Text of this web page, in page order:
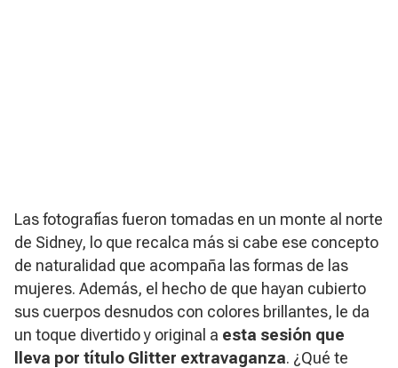
Las fotografías fueron tomadas en un monte al norte
de Sidney, lo que recalca más si cabe ese concepto
de naturalidad que acompaña las formas de las
mujeres. Además, el hecho de que hayan cubierto
sus cuerpos desnudos con colores brillantes, le da
un toque divertido y original a esta sesión que
lleva por título Glitter extravaganza. ¿Qué te